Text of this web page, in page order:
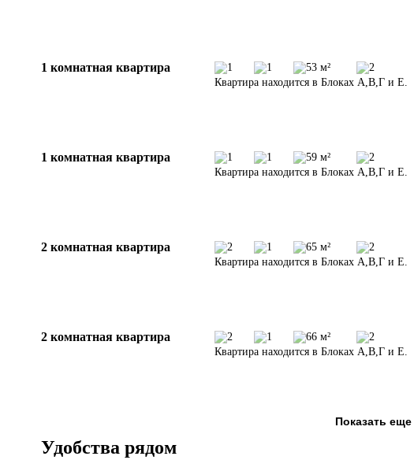
1 комнатная квартира 1 1 53 м² 2
Квартира находится в Блоках А,В,Г и Е.
1 комнатная квартира 1 1 59 м² 2
Квартира находится в Блоках А,В,Г и Е.
2 комнатная квартира 2 1 65 м² 2
Квартира находится в Блоках А,В,Г и Е.
2 комнатная квартира 2 1 66 м² 2
Квартира находится в Блоках А,В,Г и Е.
Показать еще
Удобства рядом